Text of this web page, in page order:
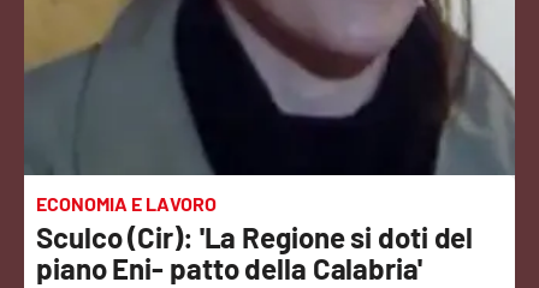
Podcast
Meteo
ECONOMIA E LAVORO
Sculco (Cir): 'La Regione si doti del
piano Eni- patto della Calabria'